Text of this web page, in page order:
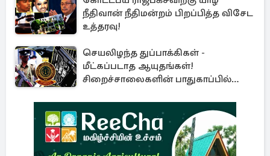
நீதிவான் நீதிமன்றம் பிறப்பித்த விசேட
உத்தரவு!
செயலிழந்த துப்பாக்கிகள் -
மீட்கப்படாத ஆயுதங்கள்!
சிறைச்சாலைகளின் பாதுகாப்பில்